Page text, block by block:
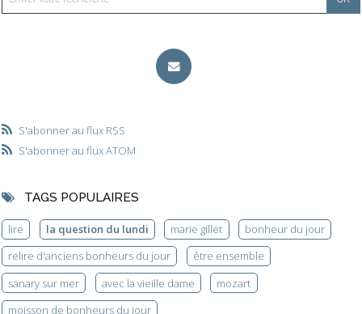
S'abonner au flux RSS
S'abonner au flux ATOM
TAGS POPULAIRES
lire la question du lundi marie gillet
bonheur du jour
relire d'anciens bonheurs du jour
être ensemble
sanary sur mer
avec la vieille dame
mozart
moisson de bonheurs du jour